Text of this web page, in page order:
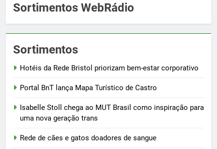
Sortimentos WebRádio
Sortimentos
Hotéis da Rede Bristol priorizam bem-estar corporativo
Portal BnT lança Mapa Turístico de Castro
Isabelle Stoll chega ao MUT Brasil como inspiração para
uma nova geração trans
Rede de cães e gatos doadores de sangue